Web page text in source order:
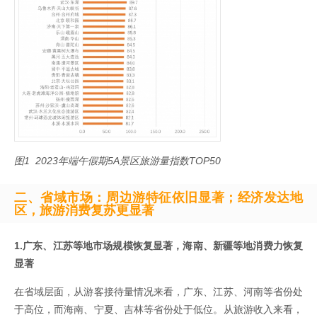
图1 2023年端午假期5A景区旅游量指数TOP50
二、省域市场：周边游特征依旧显著；经济发达地
区，旅游消费复苏更显著
1.广东、江苏等地市场规模恢复显著，海南、新疆等地消费力恢复
显著
在省域层面，从游客接待量情况来看，广东、江苏、河南等省份处
于高位，而海南、宁夏、吉林等省份处于低位。从旅游收入来看，